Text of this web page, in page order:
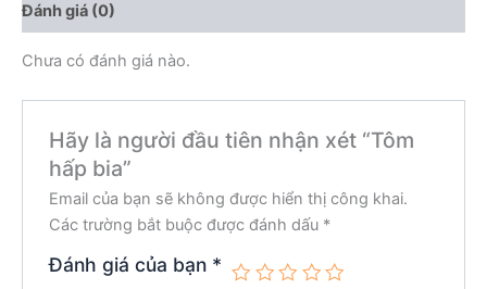
Đánh giá (0)
Chưa có đánh giá nào.
Hãy là người đầu tiên nhận xét “Tôm
hấp bia”
Email của bạn sẽ không được hiển thị công khai.
Các trường bắt buộc được đánh dấu *
Đánh giá của bạn *